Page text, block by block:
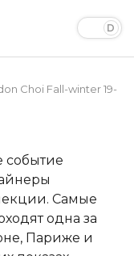
Choi Fall-winter 19-
событие
Самые
одна за
Париже и